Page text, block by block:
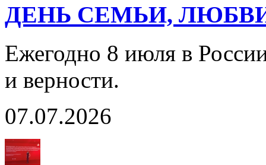
ДЕНЬ СЕМЬИ,
Ежегодно 8 июля в
и верности.
07.07.2026